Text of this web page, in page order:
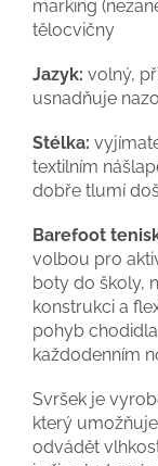
marking
tělocvičny
Jazyk: volný,
usnadňuje
Stélka:
textilním
dobře tlumí
Barefoot
volbou pro
boty do školy,
konstrukci a
pohyb
každodenním
Svršek je
který
odvádět